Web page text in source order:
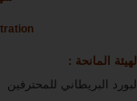
الهيئة المانحة :
البورد البريطاني للمحترفين